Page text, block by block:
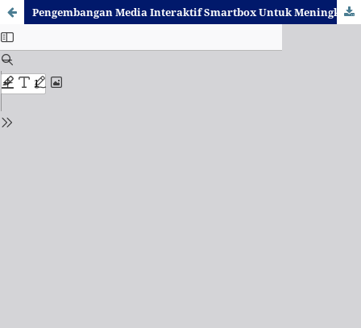
Pengembangan Media Interaktif Smartbox Untuk Meningkatkan Hasil Belajar Pendidikan Pancasila